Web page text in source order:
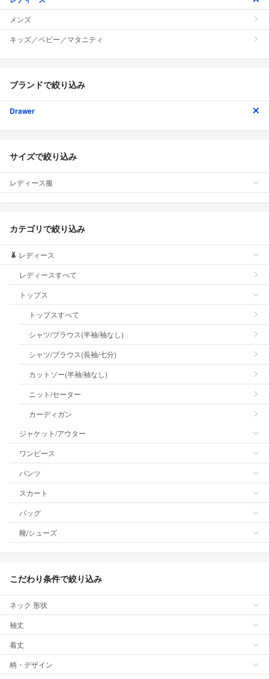
メンズ
キッズ／ベビー／マタニティ
ブランドで絞り込み
Drawer
サイズで絞り込み
レディース服
カテゴリで絞り込み
レディース
レディースすべて
トップス
トップスすべて
シャツ/ブラウス(半袖/袖なし)
シャツ/ブラウス(長袖/七分)
カットソー(半袖/袖なし)
ニット/セーター
カーディガン
ジャケット/アウター
ワンピース
パンツ
スカート
バッグ
靴/シューズ
こだわり条件で絞り込み
ネック 形状
袖丈
着丈
柄・デザイン